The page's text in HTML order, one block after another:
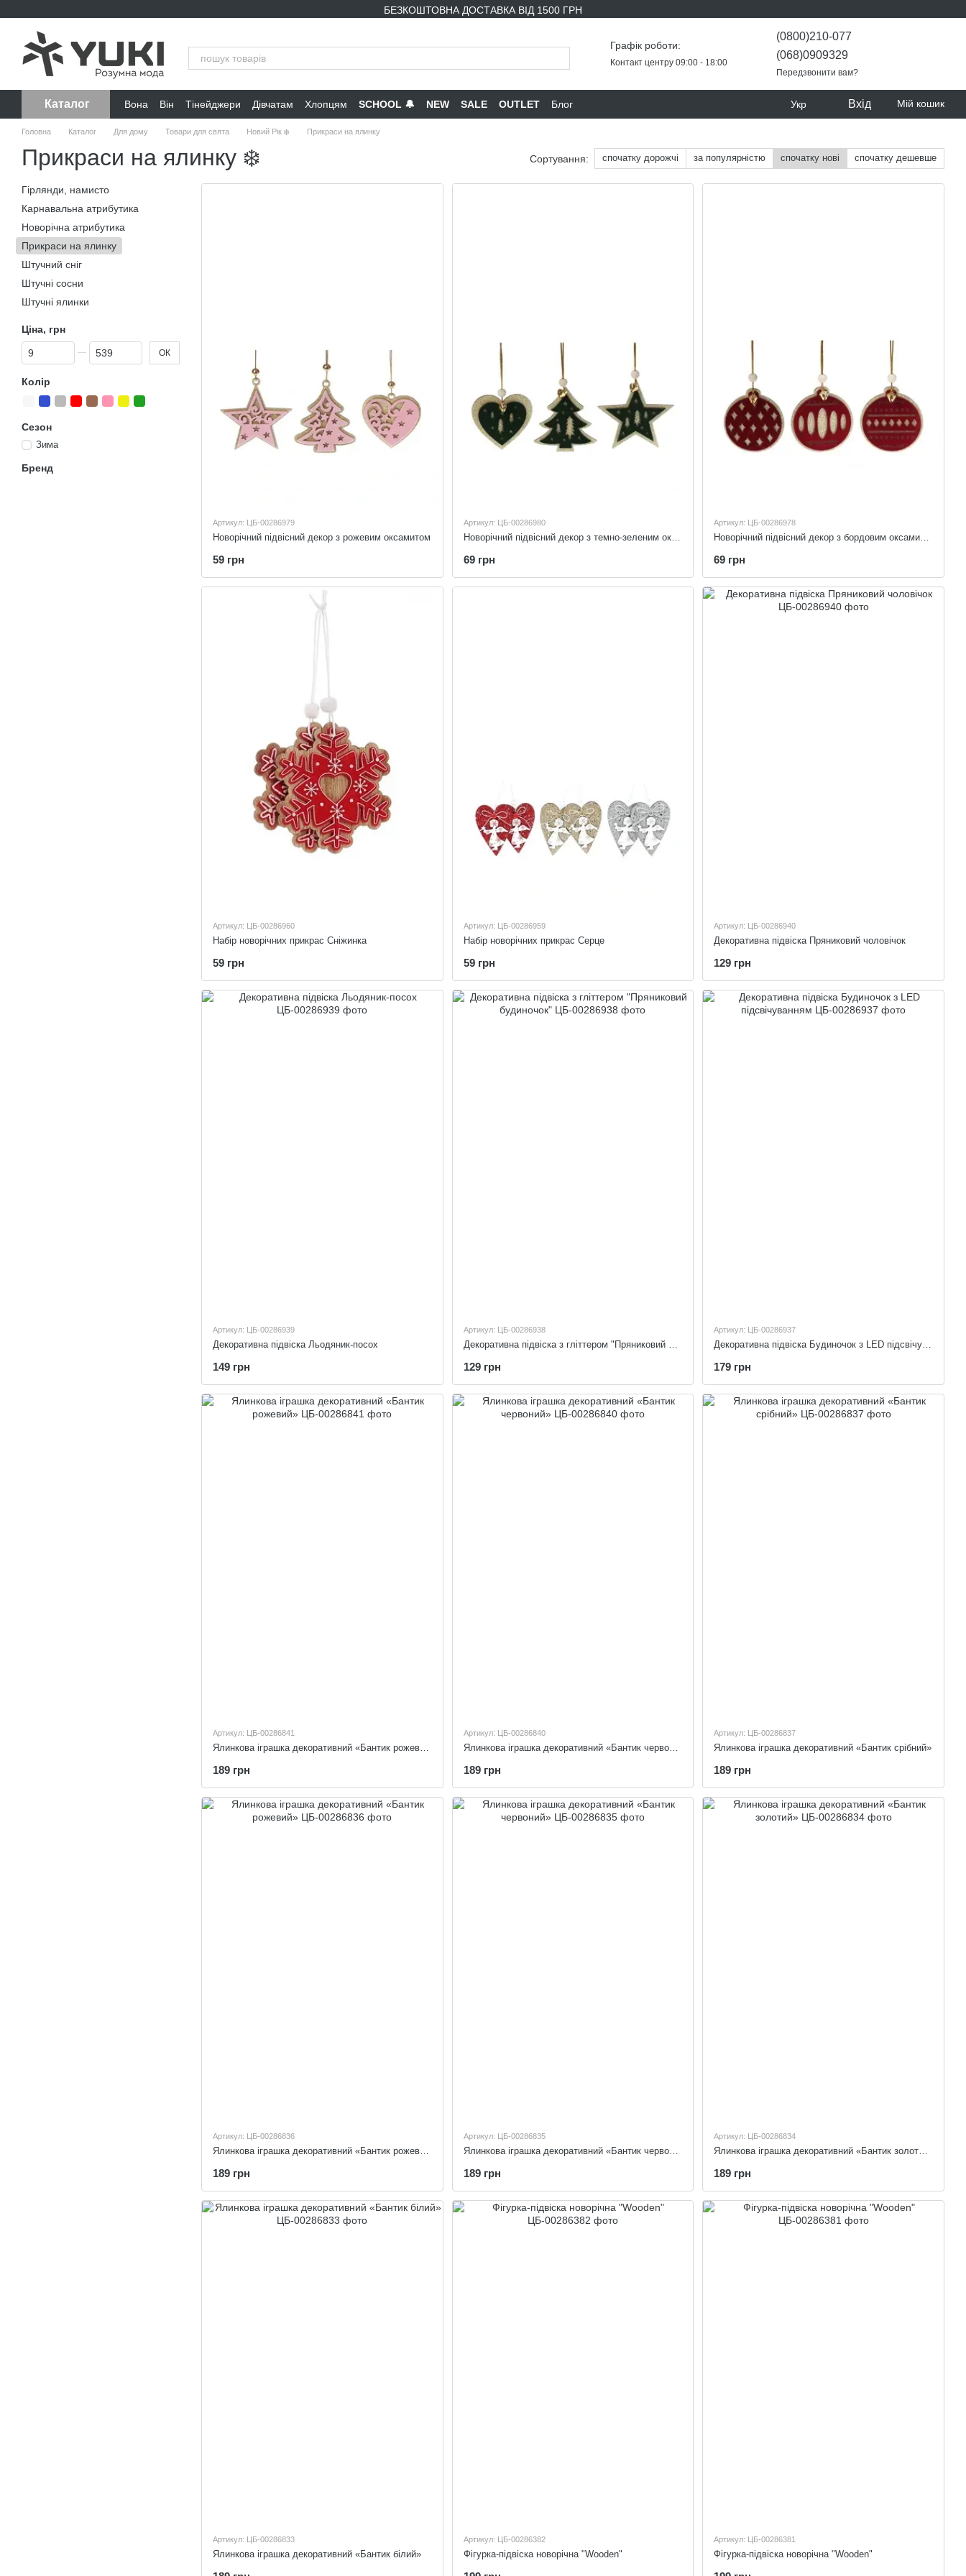
БЕЗКОШТОВНА ДОСТАВКА ВІД 1500 ГРН
Графік роботи:
Контакт центру 09:00 - 18:00
(0800)210-077
(068)0909329
Передзвонити вам?
Каталог Вона Він Тінейджери Дівчатам Хлопцям SCHOOL 🔔 NEW SALE OUTLET Блог Укр Вхід Мій кошик
Головна Каталог Для дому Товари для свята Новий Рік ❄️ Прикраси на ялинку
Прикраси на ялинку ❄️ Сортування: спочатку дорожчі за популярністю спочатку нові спочатку дешевше
Артикул: ЦБ-00286979
Новорічний підвісний декор з рожевим оксамитом
59 грн
Артикул: ЦБ-00286980
Новорічний підвісний декор з темно-зеленим оксамитом
69 грн
Артикул: ЦБ-00286978
Новорічний підвісний декор з бордовим оксамитом
69 грн
Артикул: ЦБ-00286960
Набір новорічних прикрас Сніжинка
59 грн
Артикул: ЦБ-00286959
Набір новорічних прикрас Серце
59 грн
Артикул: ЦБ-00286940
Декоративна підвіска Пряниковий чоловічок
129 грн
Артикул: ЦБ-00286939
Декоративна підвіска Льодяник-посох
149 грн
Артикул: ЦБ-00286938
129 грн
Артикул: ЦБ-00286937
179 грн
Артикул: ЦБ-00286841
189 грн
Артикул: ЦБ-00286840
Ялинкова іграшка декоративний «Бантик червоний»
189 грн
Артикул: ЦБ-00286837
Ялинкова іграшка декоративний «Бантик срібний»
189 грн
Артикул: ЦБ-00286836
Ялинкова іграшка декоративний «Бантик рожевий»
189 грн
Артикул: ЦБ-00286835
Ялинкова іграшка декоративний «Бантик червоний»
189 грн
Артикул: ЦБ-00286834
Ялинкова іграшка декоративний «Бантик золотий»
189 грн
Артикул: ЦБ-00286833
Ялинкова іграшка декоративний «Бантик білий»
Артикул: ЦБ-00286382
Фігурка-підвіска новорічна "Wooden"
Артикул: ЦБ-00286381
Фігурка-підвіска новорічна "Wooden"
Гірлянди, намисто
Карнавальна атрибутика
Новорічна атрибутика
Прикраси на ялинку
Штучний сніг
Штучні сосни
Штучні ялинки
Ціна, грн
Від Ціна, грн
До Ціна, грн ОК
Колір
Сезон
Зима
Бренд